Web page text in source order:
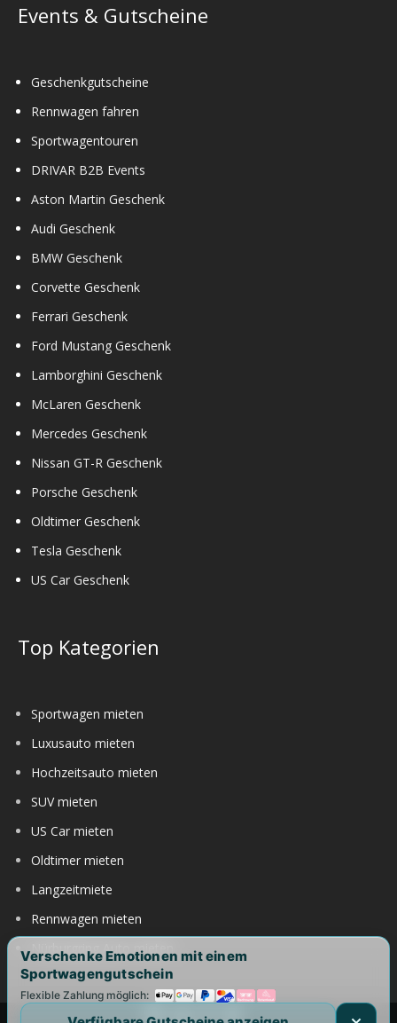
Events & Gutscheine
Geschenkgutscheine
Rennwagen fahren
Sportwagentouren
DRIVAR B2B Events
Aston Martin Geschenk
Audi Geschenk
BMW Geschenk
Corvette Geschenk
Ferrari Geschenk
Ford Mustang Geschenk
Lamborghini Geschenk
McLaren Geschenk
Mercedes Geschenk
Nissan GT-R Geschenk
Porsche Geschenk
Oldtimer Geschenk
Tesla Geschenk
US Car Geschenk
Top Kategorien
Sportwagen mieten
Luxusauto mieten
Hochzeitsauto mieten
SUV mieten
US Car mieten
Oldtimer mieten
Langzeitmiete
Rennwagen mieten
Nürburgring Auto mieten
Verschenke Emotionen mit einem
Sportwagengutschein
Flexible Zahlung möglich: